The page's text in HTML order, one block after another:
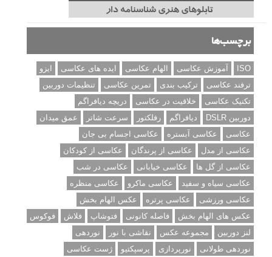
برچسب‌ها
ISO آموزش عکاسی الهام عکاسی ایده های عکاسی
ایزو
ترفند عکاسی
ترکیب بندی تمرین عکاسی
تنظیمات دوربین
تکنیک عکاسی
خلاقیت در عکاسی
دریچه دیافراگم
دوربین DSLR
دیافراگم رفلکتور سرعت شاتر
عمق میدان
عکاسی
عکاسی آبستره
عکاسی اجسام بی جان
عکاسی از مدل
عکاسی از پرندگان
عکاسی از کودکان
عکاسی از گل ها
عکاسی خیابانی
عکاسی در شب
عکاسی سیاه و سفید
عکاسی ماکرو
عکاسی منظره
عکاسی ورزشی
عکاسی پرتره
عکس الهام بخش
عکس های الهام بخش
فاصله کانونی فتوشاپ فلاش
فوکوس
لنز دوربین
مجموعه عکس نقاشی با نور
نوردهی
نوردهی طولانی
نورپردازی پرسپکتیو ژست عکاسی